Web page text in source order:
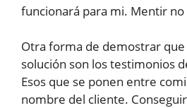
funcionará para mi. Mentir no
Otra forma de demostrar
solución son los testimonios
Esos que se ponen entre
nombre del cliente.